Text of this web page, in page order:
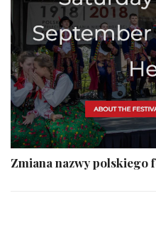
Zmiana nazwy polskiego